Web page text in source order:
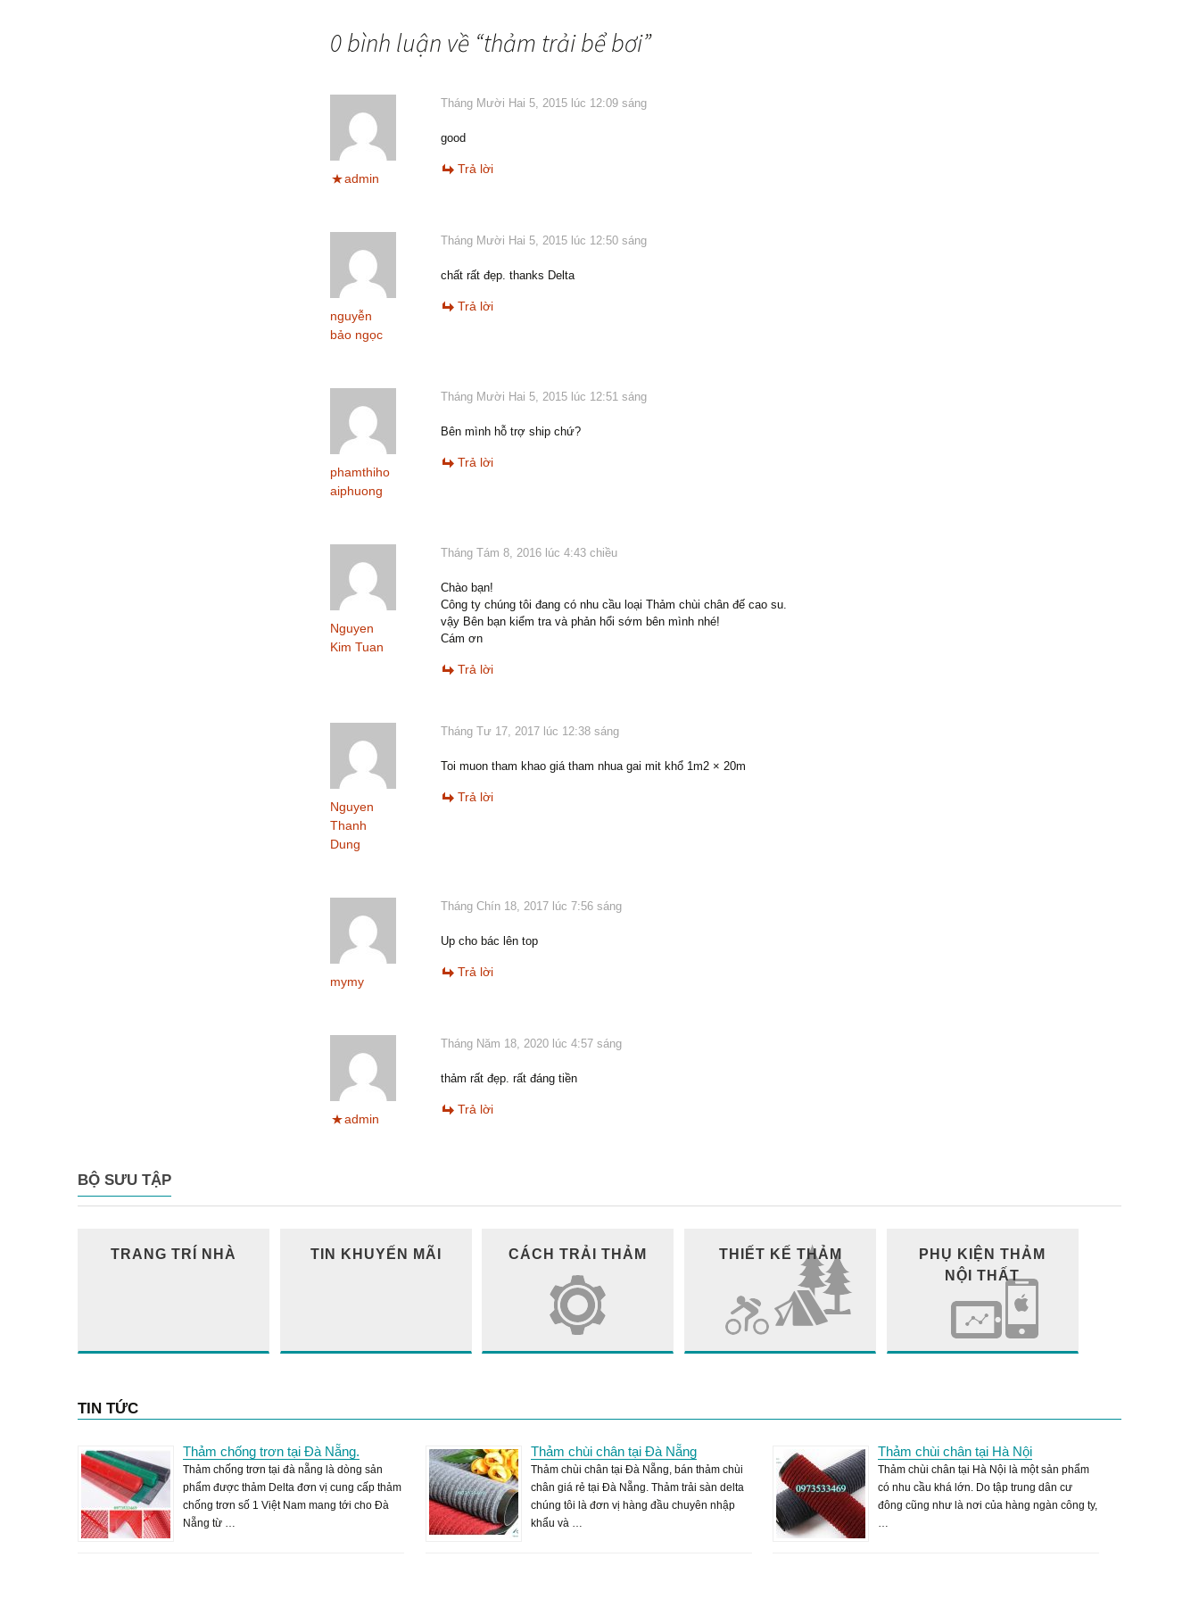
0 bình luận về “thảm trải bể bơi”
admin
Tháng Mười Hai 5, 2015 lúc 12:09 sáng
good
Trả lời
nguyễn
bảo ngọc
Tháng Mười Hai 5, 2015 lúc 12:50 sáng
chất rất đẹp. thanks Delta
Trả lời
phamthiho
aiphuong
Tháng Mười Hai 5, 2015 lúc 12:51 sáng
Bên mình hỗ trợ ship chứ?
Trả lời
Nguyen
Kim Tuan
Tháng Tám 8, 2016 lúc 4:43 chiều
Chào bạn!
Công ty chúng tôi đang có nhu cầu loại Thảm chùi chân đế cao su.
vậy Bên bạn kiểm tra và phản hổi sớm bên mình nhé!
Cám ơn
Trả lời
Nguyen
Thanh
Dung
Tháng Tư 17, 2017 lúc 12:38 sáng
Toi muon tham khao giá tham nhua gai mit khổ 1m2 × 20m
Trả lời
mymy
Tháng Chín 18, 2017 lúc 7:56 sáng
Up cho bác lên top
Trả lời
admin
Tháng Năm 18, 2020 lúc 4:57 sáng
thảm rất đẹp. rất đáng tiền
Trả lời
BỘ SƯU TẬP
TRANG TRÍ NHÀ TIN KHUYẾN MÃI CÁCH TRẢI THẢM THIẾT KẾ THẢM
PHỤ KIỆN THẢM
NỘI THẤT
TIN TỨC
Thảm chống trơn tại Đà Nẵng.
Thảm chống trơn tại đà nẵng là dòng sản
phẩm được thảm Delta đơn vị cung cấp thảm
chống trơn số 1 Việt Nam mang tới cho Đà
Nẵng từ …
Thảm chùi chân tại Đà Nẵng
Thảm chùi chân tại Đà Nẵng, bán thảm chùi
chân giá rẻ tại Đà Nẵng. Thảm trải sàn delta
chúng tôi là đơn vị hàng đầu chuyên nhập
khẩu và …
Thảm chùi chân tại Hà Nội
Thảm chùi chân tại Hà Nội là một sản phẩm
có nhu cầu khá lớn. Do tập trung dân cư
đông cũng như là nơi của hàng ngàn công ty,
…